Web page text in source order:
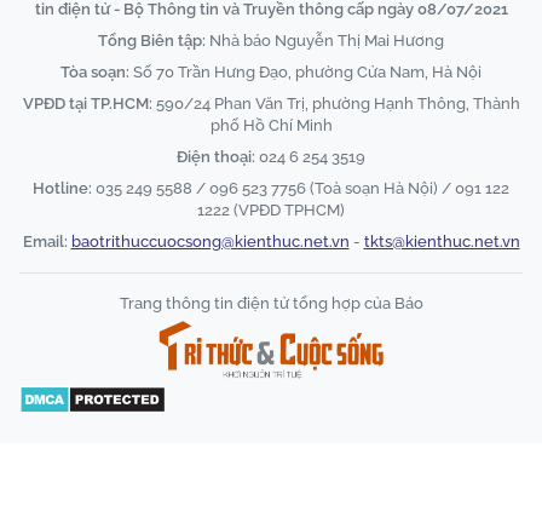
tin điện tử - Bộ Thông tin và Truyền thông cấp ngày 08/07/2021
Tổng Biên tập: Nhà báo Nguyễn Thị Mai Hương
Tòa soạn: Số 70 Trần Hưng Đạo, phường Cửa Nam, Hà Nội
VPĐD tại TP.HCM: 590/24 Phan Văn Trị, phường Hạnh Thông, Thành
phố Hồ Chí Minh
Điện thoại: 024 6 254 3519
Hotline: 035 249 5588 / 096 523 7756 (Toà soạn Hà Nội) / 091 122
1222 (VPĐD TPHCM)
Email: baotrithuccuocsong@kienthuc.net.vn - tkts@kienthuc.net.vn
Trang thông tin điện tử tổng hợp của Báo